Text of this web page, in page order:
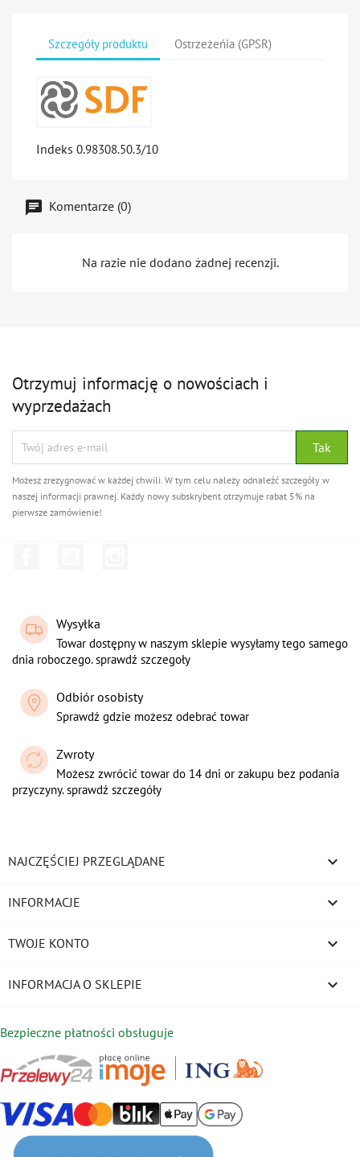
Szczegóły produktu Ostrzeżeńia (GPSR)
Indeks 0.98308.50.3/10
Komentarze (0)
Na razie nie dodano żadnej recenzji.
Otrzymuj informację o nowościach i
wyprzedażach
Możesz zrezygnować w każdej chwili. W tym celu należy odnaleźć szczegóły w
naszej informacji prawnej. Każdy nowy subskrybent otrzymuje rabat 5% na
pierwsze zamówienie!
Wysyłka
Towar dostępny w naszym sklepie wysyłamy tego samego
dnia roboczego. sprawdź szczegoły
Odbiór osobisty
Sprawdź gdzie możesz odebrać towar
Zwroty
Możesz zwrócić towar do 14 dni or zakupu bez podania
przyczyny. sprawdź szczegóły
NAJCZĘŚCIEJ PRZEGLĄDANE 
INFORMACJE 
TWOJE KONTO 
INFORMACJA O SKLEPIE keyboard_arrow_down
Bezpieczne płatności obsługuje